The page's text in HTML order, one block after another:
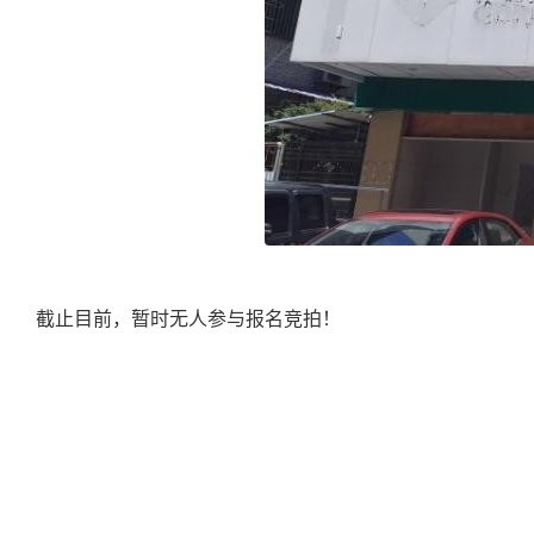
截止目前，暂时无人参与报名竞拍！